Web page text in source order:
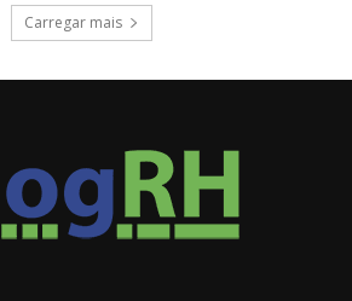
Carregar mais